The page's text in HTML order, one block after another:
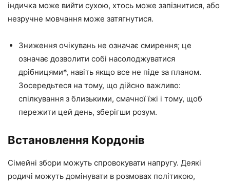
індичка може вийти сухою, хтось може запізнитися, або
незручне мовчання може затягнутися.
Зниження очікувань не означає смирення; це
означає дозволити собі насолоджуватися
дрібницями*, навіть якщо все не піде за планом.
Зосередьтеся на тому, що дійсно важливо:
спілкування з близькими, смачної їжі і тому, щоб
пережити цей день, зберігши розум.
Встановлення Кордонів
Сімейні збори можуть спровокувати напругу. Деякі
родичі можуть домінувати в розмовах політикою,